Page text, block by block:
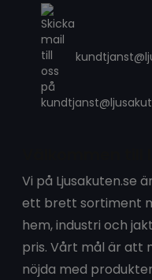
Vi på Ljusakuten.se
ett brett sortiment
hem, industri och
pris. Vårt mål är att
nöjda med